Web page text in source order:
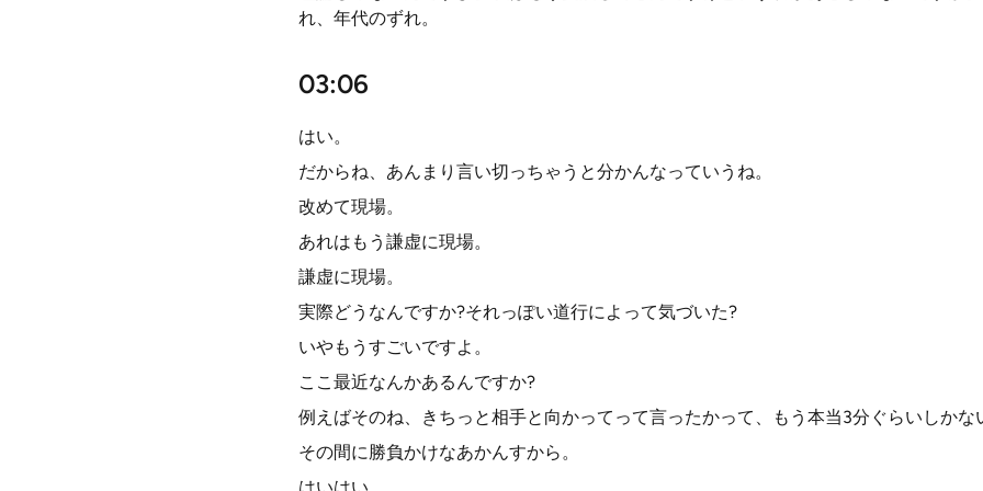
れ、年代のずれ。
03:06
はい。
だからね、あんまり言い切っちゃうと分かんなっていうね。
改めて現場。
あれはもう謙虚に現場。
謙虚に現場。
実際どうなんですか?それっぽい道行によって気づいた?
いやもうすごいですよ。
ここ最近なんかあるんですか?
例えばそのね、きちっと相手と向かってって言ったかって、もう本当3分ぐらいしかな
その間に勝負かけなあかんすから。